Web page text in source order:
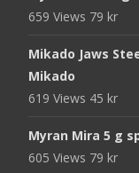
659 Views 79 kr
Mikado Jaws
Mikado
619 Views 45 kr
Myran Mira 5 g
605 Views 79 kr